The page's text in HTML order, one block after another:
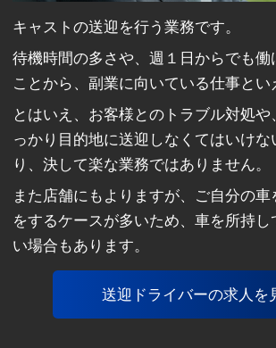
キャストの送迎を行う業務です。
待機時間の多さや、週１日からでも働
ことから、副業に向いている仕事とい
とはいえ、お客様とのトラブル対処や
っかり目的地に送迎しなくてはいけな
り、決して楽な業務ではありません。
また店舗にもよりますが、ご自分の車
をするケースが多いため、車を所持し
い場合もあります。
送迎ドライバーの求人を